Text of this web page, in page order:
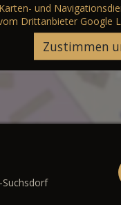
und
Drittanbieter Google
Zustimmen